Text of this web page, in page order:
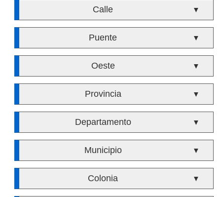
Calle ▼
Puente ▼
Oeste ▼
Provincia ▼
Departamento ▼
Municipio ▼
Colonia ▼